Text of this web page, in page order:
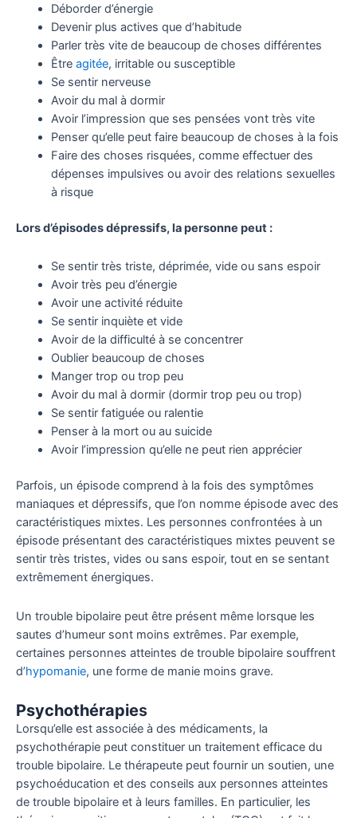
Déborder d’énergie
Devenir plus actives que d’habitude
Parler très vite de beaucoup de choses différentes
Être agitée, irritable ou susceptible
Se sentir nerveuse
Avoir du mal à dormir
Avoir l’impression que ses pensées vont très vite
Penser qu’elle peut faire beaucoup de choses à la fois
Faire des choses risquées, comme effectuer des
dépenses impulsives ou avoir des relations sexuelles
à risque
Lors d’épisodes dépressifs, la personne peut :
Se sentir très triste, déprimée, vide ou sans espoir
Avoir très peu d’énergie
Avoir une activité réduite
Se sentir inquiète et vide
Avoir de la difficulté à se concentrer
Oublier beaucoup de choses
Manger trop ou trop peu
Avoir du mal à dormir (dormir trop peu ou trop)
Se sentir fatiguée ou ralentie
Penser à la mort ou au suicide
Avoir l’impression qu’elle ne peut rien apprécier
Parfois, un épisode comprend à la fois des symptômes
maniaques et dépressifs, que l’on nomme épisode avec des
caractéristiques mixtes. Les personnes confrontées à un
épisode présentant des caractéristiques mixtes peuvent se
sentir très tristes, vides ou sans espoir, tout en se sentant
extrêmement énergiques.
Un trouble bipolaire peut être présent même lorsque les
sautes d’humeur sont moins extrêmes. Par exemple,
certaines personnes atteintes de trouble bipolaire souffrent
d’hypomanie, une forme de manie moins grave.
Psychothérapies
Lorsqu’elle est associée à des médicaments, la
psychothérapie peut constituer un traitement efficace du
trouble bipolaire. Le thérapeute peut fournir un soutien, une
psychoéducation et des conseils aux personnes atteintes
de trouble bipolaire et à leurs familles. En particulier, les